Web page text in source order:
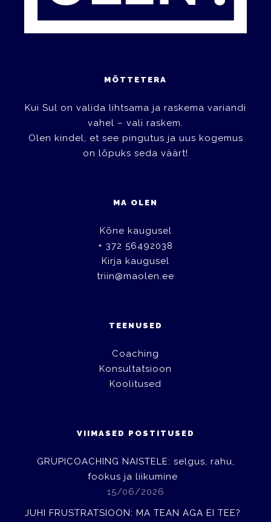
MÕTTETERA
Kui Sul on valida lihtsama ja raskema variandi
vahel – vali raskem.
Olen kindel, et see pingutus ja uus kogemus
on lõpuks seda väärt!
MA OLEN
Kõne kaugusel
+ 372 56492038
Kirja kaugusel
triin@maolen.ee
TEENUSED
Coaching
Konsultatsioon
Koolitused
VIIMASED POSTITUSED
GRUPICOACHING NAISTELE: selgus, rahu,
fookus ja liikumine
15/06/2026
JUHI FRUSTRATSIOON: MA TEAN AGA EI TEE?